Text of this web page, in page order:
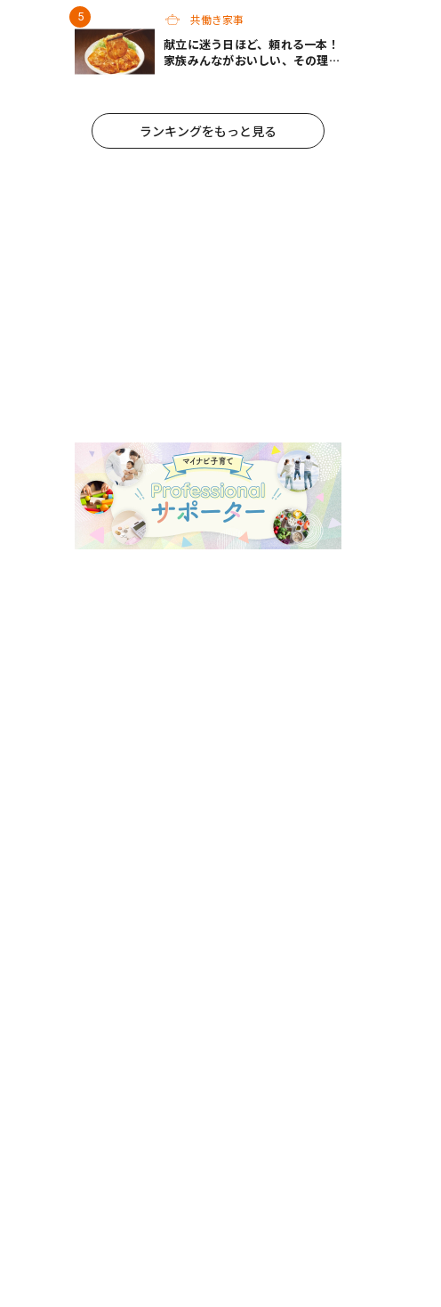
共働き家事
献立に迷う日ほど、頼れる一本！
家族みんながおいしい、その理由
ランキングをもっと見る